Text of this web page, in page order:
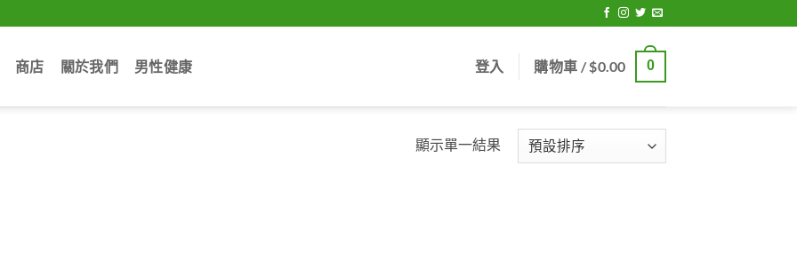
商店 關於我們 男性健康 登入 購物車 /$0.00 0
顯示單一結果